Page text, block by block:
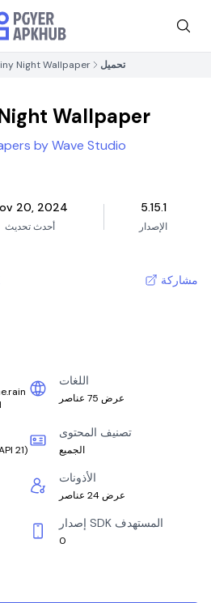
Night Wallpaper تحميل
Wallpaper
by Wave Studio
20, 2024
أحدث تحديث
5.15.1
الإصدار
مشاركة
اللغات
عرض 75 عناصر
21)
تصنيف المحتوى
الجميع
الأذونات
عرض 24 عناصر
إصدار SDK المستهدف
0